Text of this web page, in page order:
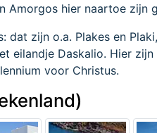
Amorgos hier naartoe zijn
dat zijn o.a. Plakes en
eilandje Daskalio. Hier zijn
voor Christus.